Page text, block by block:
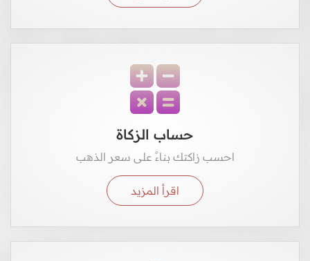
حساب الزكاة
احسب زاكتك بناءً على سعر الذهب
اقرأ المزيد